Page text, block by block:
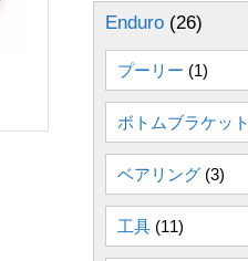
Enduro (26)
プーリー (1)
ボトムブラケット
ベアリング (3)
工具 (11)